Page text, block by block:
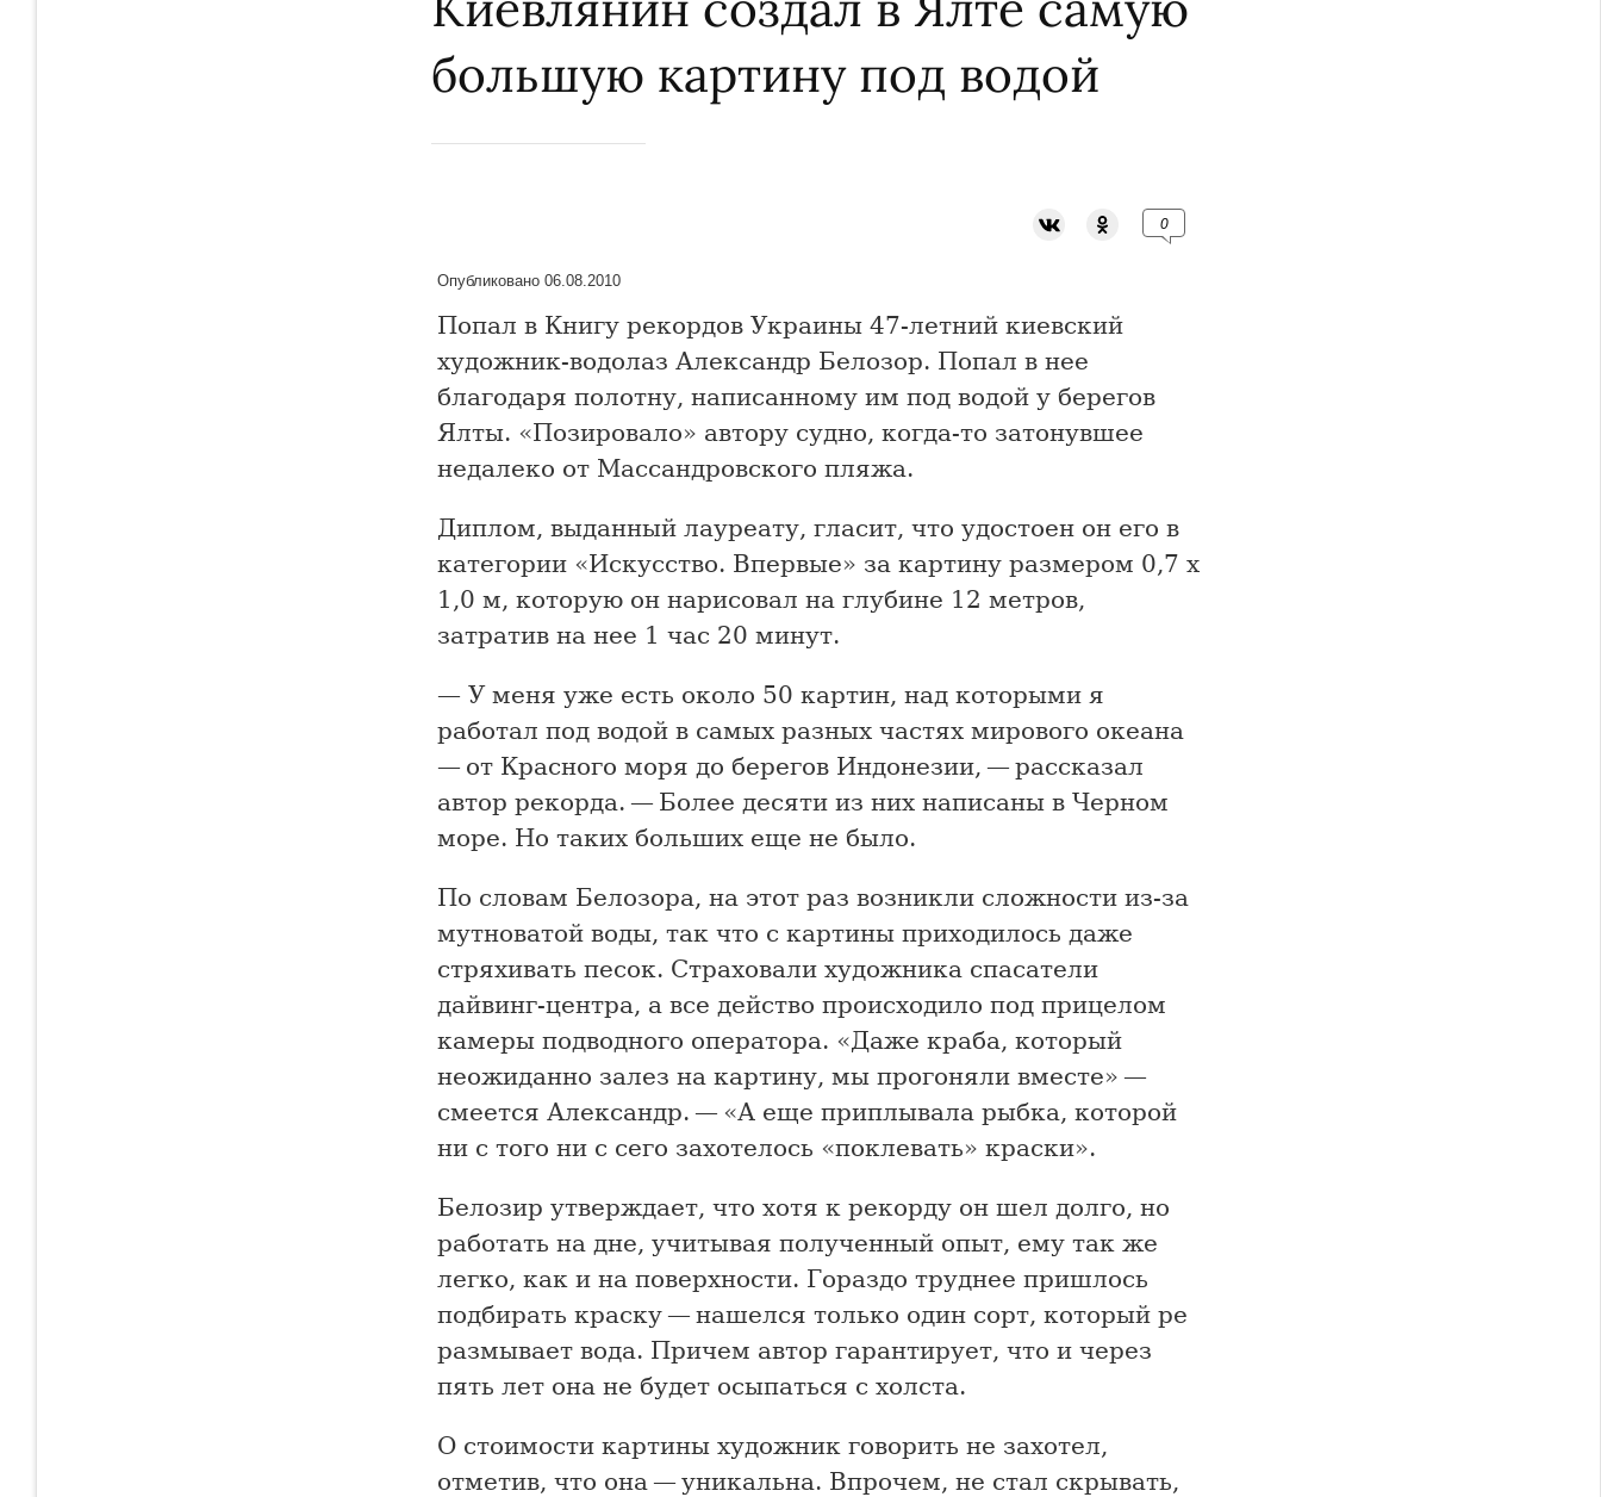
большую картину под водой
0
Опубликовано 06.08.2010
Попал в Книгу рекордов Украины 47-летний киевский
художник-водолаз Александр Белозор. Попал в нее
благодаря полотну, написанному им под водой у берегов
Ялты. «Позировало» автору судно, когда-то затонувшее
недалеко от Массандровского пляжа.
Диплом, выданный лауреату, гласит, что удостоен он его в
категории «Искусство. Впервые» за картину размером 0,7 х
1,0 м, которую он нарисовал на глубине 12 метров,
затратив на нее 1 час 20 минут.
— У меня уже есть около 50 картин, над которыми я
работал под водой в самых разных частях мирового океана
— от Красного моря до берегов Индонезии, — рассказал
автор рекорда. — Более десяти из них написаны в Черном
море. Но таких больших еще не было.
По словам Белозора, на этот раз возникли сложности из-за
мутноватой воды, так что с картины приходилось даже
стряхивать песок. Страховали художника спасатели
дайвинг-центра, а все действо происходило под прицелом
камеры подводного оператора. «Даже краба, который
неожиданно залез на картину, мы прогоняли вместе» —
смеется Александр. — «А еще приплывала рыбка, которой
ни с того ни с сего захотелось «поклевать» краски».
Белозир утверждает, что хотя к рекорду он шел долго, но
работать на дне, учитывая полученный опыт, ему так же
легко, как и на поверхности. Гораздо труднее пришлось
подбирать краску — нашелся только один сорт, который ре
размывает вода. Причем автор гарантирует, что и через
пять лет она не будет осыпаться с холста.
О стоимости картины художник говорить не захотел,
отметив, что она — уникальна. Впрочем, не стал скрывать,